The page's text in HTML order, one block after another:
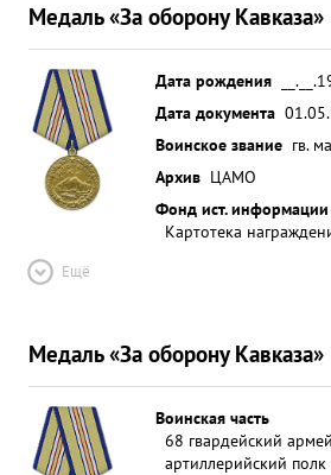
Медаль «За оборону Кавказа»
Дата рождения
Дата документа
Воинское звание гв.
Архив ЦАМО
Фонд ист. информации
Картотека
Ещё
Медаль «За оборону Кавказа»
Воинская часть
68 гвардейский
артиллерийский полк